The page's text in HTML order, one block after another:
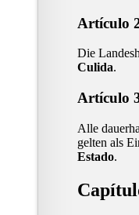
Artículo
Die
Culida.
Artículo
Alle
gelten als
Estado.